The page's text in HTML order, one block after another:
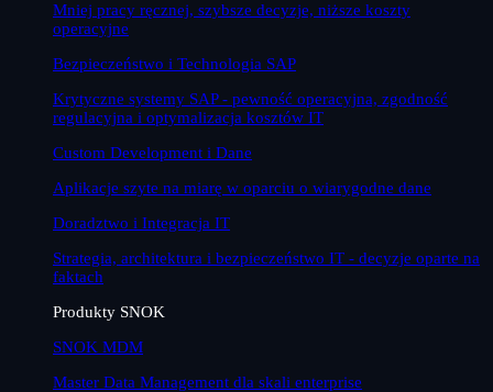
Mniej pracy ręcznej, szybsze decyzje, niższe koszty
operacyjne
Bezpieczeństwo i Technologia SAP
Krytyczne systemy SAP - pewność operacyjna, zgodność
regulacyjna i optymalizacja kosztów IT
Custom Development i Dane
Aplikacje szyte na miarę w oparciu o wiarygodne dane
Doradztwo i Integracja IT
Strategia, architektura i bezpieczeństwo IT - decyzje oparte na
faktach
Produkty SNOK
SNOK MDM
Master Data Management dla skali enterprise